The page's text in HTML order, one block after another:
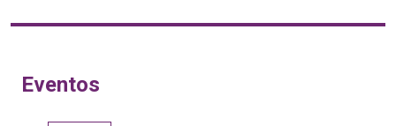
Eventos